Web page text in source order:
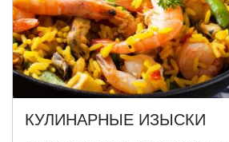
КУЛИНАРНЫЕ ИЗЫСКИ